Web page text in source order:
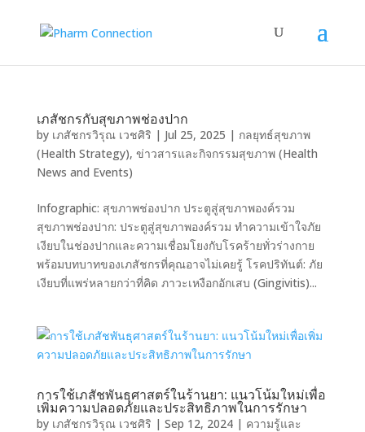
เภสัชกรกับสุขภาพช่องปาก
by เภสัชกรวิรุณ เวชศิริ | Jul 25, 2025 | กลยุทธ์สุขภาพ
(Health Strategy), ข่าวสารและกิจกรรมสุขภาพ (Health
News and Events)
Infographic: สุขภาพช่องปาก ประตูสู่สุขภาพองค์รวม
สุขภาพช่องปาก: ประตูสู่สุขภาพองค์รวม ทำความเข้าใจภัย
เงียบในช่องปากและความเชื่อมโยงกับโรคร้ายทั่วร่างกาย
พร้อมบทบาทของเภสัชกรที่คุณอาจไม่เคยรู้ โรคปริทันต์: ภัย
เงียบที่แพร่หลายกว่าที่คิด ภาวะเหงือกอักเสบ (Gingivitis)...
การใช้เภสัชพันธุศาสตร์ในร้านยา: แนวโน้มใหม่เพื่อ
เพิ่มความปลอดภัยและประสิทธิภาพในการรักษา
by เภสัชกรวิรุณ เวชศิริ | Sep 12, 2024| ความรู้และ